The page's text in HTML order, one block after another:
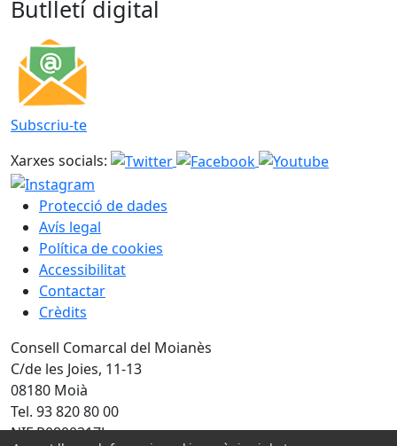
Butlletí digital
Subscriu-te
Xarxes socials:
Protecció de dades
Avís legal
Política de cookies
Accessibilitat
Contactar
Crèdits
Consell Comarcal del Moianès
C/de les Joies, 11-13
08180 Moià
Tel. 93 820 80 00
NIF P0800317J